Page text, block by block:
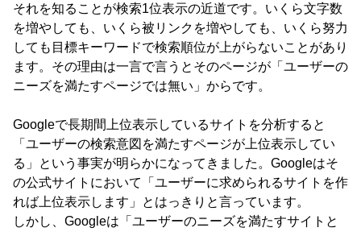
それを知ることが検索1位表示の近道です。いくら文字数
を増やしても、いくら被リンクを増やしても、いくら努力
しても目標キーワードで検索順位が上がらないことがあり
ます。その理由は一言で言うとそのページが「ユーザーの
ニーズを満たすページでは無い」からです。
Googleで長期間上位表示しているサイトを分析すると
「ユーザーの検索意図を満たすページが上位表示してい
る」という事実が明らかになってきました。Googleはそ
の公式サイトにおいて「ユーザーに求められるサイトを作
れば上位表示します」とはっきりと言っています。
しかし、Googleは「ユーザーのニーズを満たすサイトと